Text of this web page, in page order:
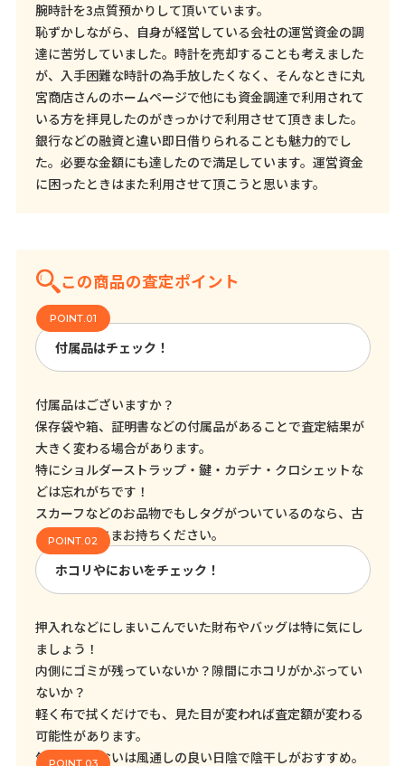
腕時計を3点質預かりして頂いています。
恥ずかしながら、自身が経営している会社の運営資金の調
達に苦労していました。時計を売却することも考えました
が、入手困難な時計の為手放したくなく、そんなときに丸
宮商店さんのホームページで他にも資金調達で利用されて
いる方を拝見したのがきっかけで利用させて頂きました。
銀行などの融資と違い即日借りられることも魅力的でし
た。必要な金額にも達したので満足しています。運営資金
に困ったときはまた利用させて頂こうと思います。
この商品の査定ポイント
付属品はチェック！
付属品はございますか？
保存袋や箱、証明書などの付属品があることで査定結果が
大きく変わる場合があります。
特にショルダーストラップ・鍵・カデナ・クロシェットな
どは忘れがちです！
スカーフなどのお品物でもしタグがついているのなら、古
くてもそのままお持ちください。
ホコリやにおいをチェック！
押入れなどにしまいこんでいた財布やバッグは特に気にし
ましょう！
内側にゴミが残っていないか？隙間にホコリがかぶってい
ないか？
軽く布で拭くだけでも、見た目が変われば査定額が変わる
可能性があります。
気になるにおいは風通しの良い日陰で陰干しがおすすめ。